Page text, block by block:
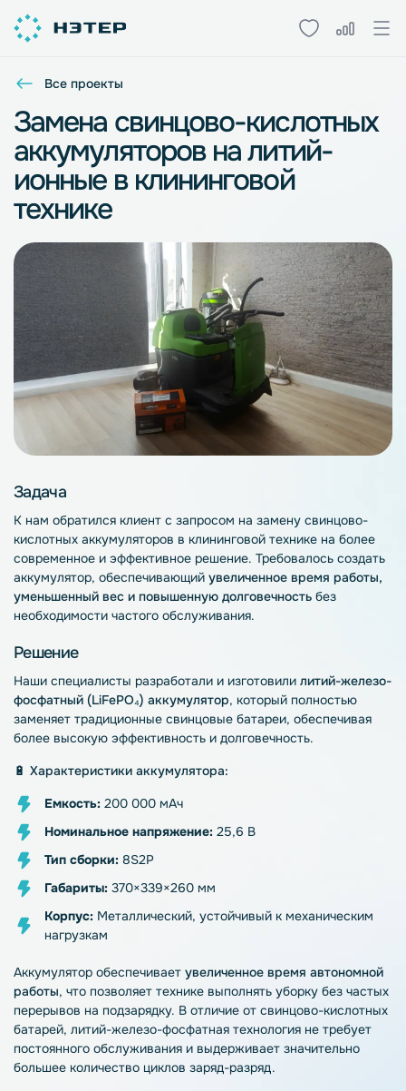
Все проекты
Замена свинцово-кислотных
аккумуляторов на литий-
ионные в клининговой
технике
Задача
К нам обратился клиент с запросом на замену свинцово-
кислотных аккумуляторов в клининговой технике на более
современное и эффективное решение. Требовалось создать
аккумулятор, обеспечивающий увеличенное время работы,
уменьшенный вес и повышенную долговечность без
необходимости частого обслуживания.
Решение
Наши специалисты разработали и изготовили литий-железо-
фосфатный (LiFePO₄) аккумулятор, который полностью
заменяет традиционные свинцовые батареи, обеспечивая
более высокую эффективность и долговечность.
🔋 Характеристики аккумулятора:
Емкость: 200 000 мАч
Номинальное напряжение: 25,6 В
Тип сборки: 8S2P
Габариты: 370×339×260 мм
Корпус: Металлический, устойчивый к механическим
нагрузкам
Аккумулятор обеспечивает увеличенное время автономной
работы, что позволяет технике выполнять уборку без частых
перерывов на подзарядку. В отличие от свинцово-кислотных
батарей, литий-железо-фосфатная технология не требует
постоянного обслуживания и выдерживает значительно
большее количество циклов заряд-разряд.